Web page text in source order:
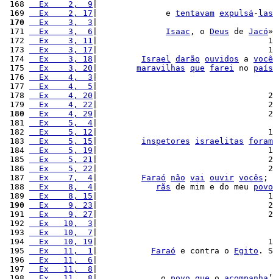
168
  Ex    2,  9
169
  Ex    2, 17
|              e tentavam expulsá - las
170
  Ex    3,  3
171
  Ex    3,  6
Isaac , o Deus de Jacó
172
  Ex    3, 11
|
173
  Ex    3, 17
|
174
  Ex    3, 18
Israel darão ouvidos a você
175
  Ex    3, 20
maravilhas que farei no país
176
  Ex    4,  3
177
  Ex    4,  5
178
  Ex    4, 20
|
179
  Ex    4, 22
|
180
  Ex    4, 29
|
181
  Ex    5,  4
182
  Ex    5, 12
|
183
  Ex    5, 15
inspetores israelitas
foram
184
  Ex    5, 19
|
185
  Ex    5, 21
|
186
  Ex    5, 22
|
187
  Ex    7,  4
Faraó não vai ouvir vocês ;
188
  Ex    8,  4
rãs de mim e do meu povo
189
  Ex    8, 15
|
190
  Ex    9, 23
|
191
  Ex    9, 27
|
192
  Ex   10,  3
193
  Ex   10,  7
194
  Ex   10, 19
|
195
  Ex   11,  1
Faraó e contra o Egito .
196
  Ex   11,  6
197
  Ex   11,  8